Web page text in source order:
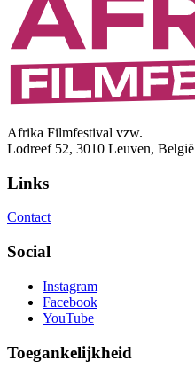
Afrika Filmfestival vzw.
Lodreef 52, 3010 Leuven, België
Links
Contact
Social
Instagram
Facebook
YouTube
Toegankelijkheid